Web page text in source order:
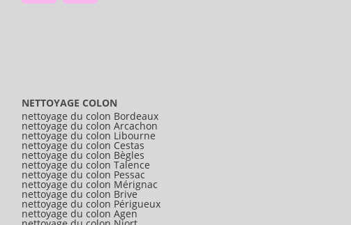
NETTOYAGE COLON
nettoyage du colon Bordeaux
nettoyage du colon Arcachon
nettoyage du colon Libourne
nettoyage du colon Cestas
nettoyage du colon Bègles
nettoyage du colon Talence
nettoyage du colon Pessac
nettoyage du colon Mérignac
nettoyage du colon Brive
nettoyage du colon Périgueux
nettoyage du colon Agen